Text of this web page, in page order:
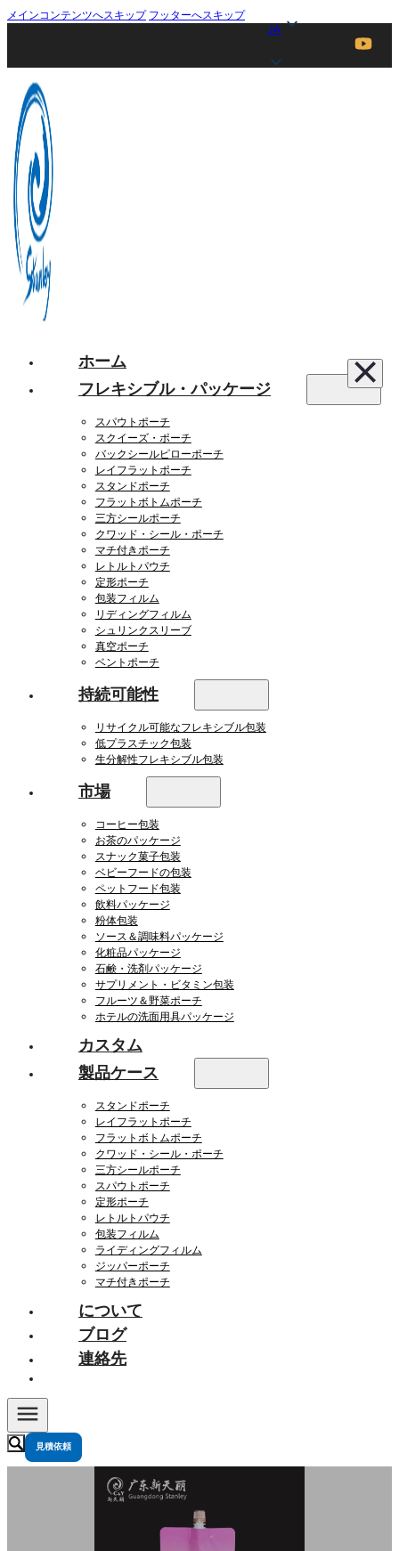
メインコンテンツへスキップ フッターへスキップ
JA
ホーム
フレキシブル・パッケージ
スパウトポーチ
スクイーズ・ポーチ
バックシールピローポーチ
レイフラットポーチ
スタンドポーチ
フラットボトムポーチ
三方シールポーチ
クワッド・シール・ポーチ
マチ付きポーチ
レトルトパウチ
定形ポーチ
包装フィルム
リディングフィルム
シュリンクスリーブ
真空ポーチ
ベントポーチ
持続可能性
リサイクル可能なフレキシブル包装
低プラスチック包装
生分解性フレキシブル包装
市場
コーヒー包装
お茶のパッケージ
スナック菓子包装
ベビーフードの包装
ペットフード包装
飲料パッケージ
粉体包装
ソース＆調味料パッケージ
化粧品パッケージ
石鹸・洗剤パッケージ
サプリメント・ビタミン包装
フルーツ＆野菜ポーチ
ホテルの洗面用具パッケージ
カスタム
製品ケース
スタンドポーチ
レイフラットポーチ
フラットボトムポーチ
クワッド・シール・ポーチ
三方シールポーチ
スパウトポーチ
定形ポーチ
レトルトパウチ
包装フィルム
ライディングフィルム
ジッパーポーチ
マチ付きポーチ
について
ブログ
連絡先
見積依頼